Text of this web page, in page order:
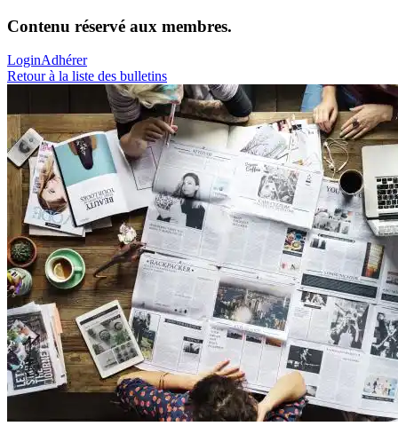
Contenu réservé aux membres.
LoginAdhérer
Retour à la liste des bulletins